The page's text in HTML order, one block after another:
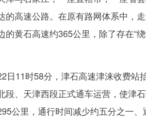
的高速公路。在原有路网体系中，
的黄石高速约365公里，除了存在“
11时58分，津石高速津涞收费站
段、天津西段正式通车运营，使津
公里，通行时间减少约五分之一